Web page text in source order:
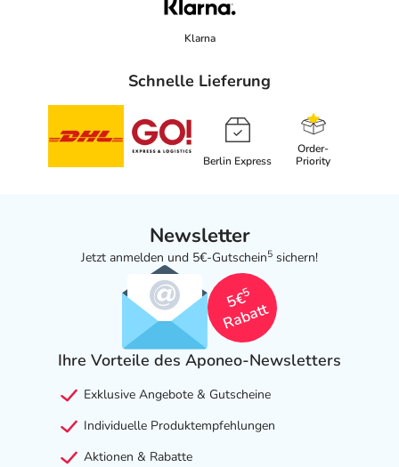
Klarna
Schnelle Lieferung
Berlin Express
Order-
Priority
Newsletter
Jetzt anmelden und 5€-Gutschein5 sichern!
5€
5
Rabatt
Ihre Vorteile des Aponeo-Newsletters
Exklusive Angebote & Gutscheine
Individuelle Produktempfehlungen
Aktionen & Rabatte